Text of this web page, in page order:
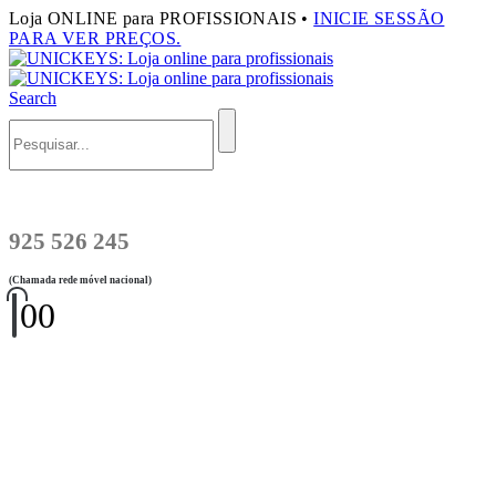
Loja ONLINE para PROFISSIONAIS •INICIE SESSÃO
PARA VER PREÇOS.
Search
925 526 245
(Chamada rede móvel nacional)
00